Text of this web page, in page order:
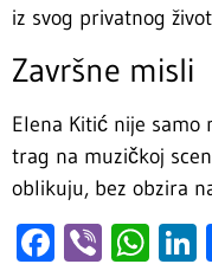
iz svog privatnog
Završne misli
Elena Kitić nije samo
trag na muzičkoj
oblikuju, bez obzira
Facebook
Viber